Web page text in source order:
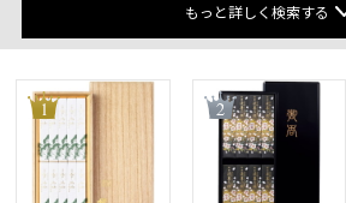
もっと詳しく検索する